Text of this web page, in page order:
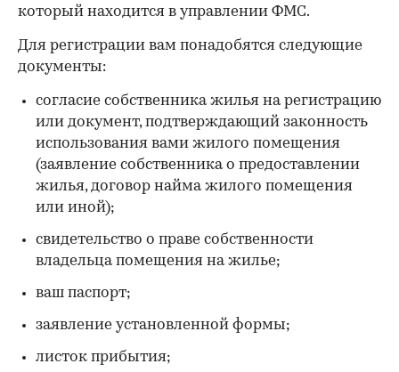
который находится в управлении ФМС.
Для регистрации вам понадобятся следующие
документы:
согласие собственника жилья на регистрацию
или документ, подтверждающий законность
использования вами жилого помещения
(заявление собственника о предоставлении
жилья, договор найма жилого помещения
или иной);
свидетельство о праве собственности
владельца помещения на жилье;
ваш паспорт;
заявление установленной формы;
листок прибытия;